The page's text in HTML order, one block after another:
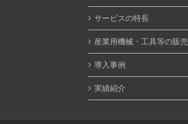
サービスの特長
産業用機械・工具等の販売
導入事例
実績紹介